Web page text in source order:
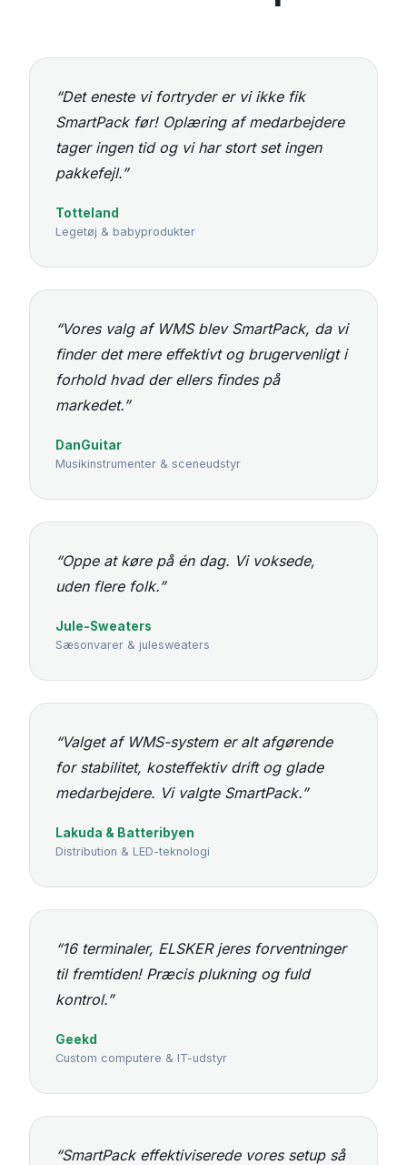
“Det eneste vi fortryder er vi ikke fik
SmartPack før! Oplæring af medarbejdere
tager ingen tid og vi har stort set ingen
pakkefejl.”
Totteland
Legetøj & babyprodukter
“Vores valg af WMS blev SmartPack, da vi
finder det mere effektivt og brugervenligt i
forhold hvad der ellers findes på
markedet.”
DanGuitar
Musikinstrumenter & sceneudstyr
“Oppe at køre på én dag. Vi voksede,
uden flere folk.”
Jule-Sweaters
Sæsonvarer & julesweaters
“Valget af WMS-system er alt afgørende
for stabilitet, kosteffektiv drift og glade
medarbejdere. Vi valgte SmartPack.”
Lakuda & Batteribyen
Distribution & LED-teknologi
“16 terminaler, ELSKER jeres forventninger
til fremtiden! Præcis plukning og fuld
kontrol.”
Geekd
Custom computere & IT-udstyr
“SmartPack effektiviserede vores setup så